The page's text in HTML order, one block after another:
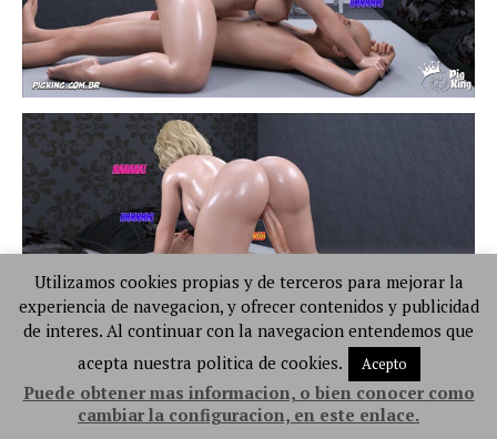
Utilizamos cookies propias y de terceros para mejorar la
experiencia de navegacion, y ofrecer contenidos y publicidad
de interes. Al continuar con la navegacion entendemos que
acepta nuestra politica de cookies.
Acepto
Puede obtener mas informacion, o bien conocer como
cambiar la configuracion, en este enlace.